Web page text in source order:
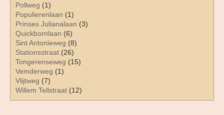
Pollweg (1)
Populierenlaan (1)
Prinses Julianalaan (3)
Quickbornlaan (6)
Sint Antonieweg (8)
Stationsstraat (26)
Tongerenseweg (15)
Vemderweg (1)
Vlijtweg (7)
Willem Tellstraat (12)